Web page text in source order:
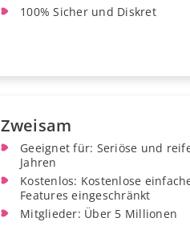
100% Sicher und Diskret
Zweisam
Geeignet für: Seriöse und
Jahren
Kostenlos: Kostenlose
Features eingeschränkt
Mitglieder: Über 5 Millionen